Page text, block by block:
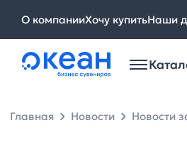
О компанииХочу купитьНаши
Главная Новости Новости